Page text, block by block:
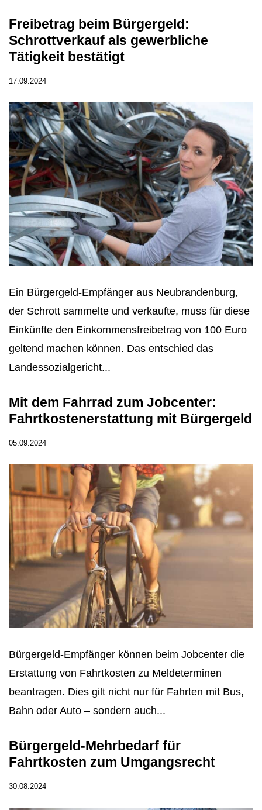
Freibetrag beim Bürgergeld:
Schrottverkauf als gewerbliche
Tätigkeit bestätigt
17.09.2024
Ein Bürgergeld-Empfänger aus Neubrandenburg,
der Schrott sammelte und verkaufte, muss für diese
Einkünfte den Einkommensfreibetrag von 100 Euro
geltend machen können. Das entschied das
Landessozialgericht...
Mit dem Fahrrad zum Jobcenter:
Fahrtkostenerstattung mit Bürgergeld
05.09.2024
Bürgergeld-Empfänger können beim Jobcenter die
Erstattung von Fahrtkosten zu Meldeterminen
beantragen. Dies gilt nicht nur für Fahrten mit Bus,
Bahn oder Auto – sondern auch...
Bürgergeld-Mehrbedarf für
Fahrtkosten zum Umgangsrecht
30.08.2024